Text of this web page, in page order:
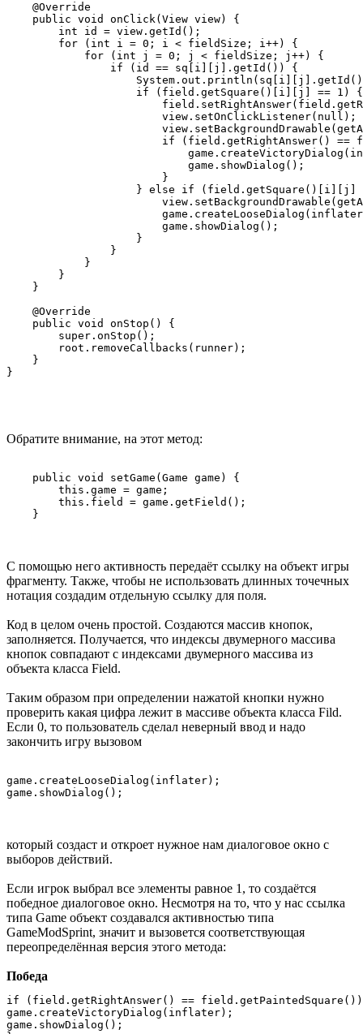
    @Override
    public void onClick(View view) {
        int id = view.getId();
        for (int i = 0; i < fieldSize; i++) {
            for (int j = 0; j < fieldSize; j++) {
                if (id == sq[i][j].getId()) {
                    if (field.getSquare()[i][j] == 1) {
                        view.setOnClickListener(null);
if (field.getRightAnswer() ==
                            game.showDialog();
                        }
} else if (field.getSquare()[i][j]
                        game.showDialog();
                    }
                }
            }
        }
    }
    @Override
    public void onStop() {
        super.onStop();
        root.removeCallbacks(runner);
    }
Обратите внимание, на этот метод:
    public void setGame(Game game) {
        this.game = game;
        this.field = game.getField();
    }
С помощью него активность передаёт ссылку на объект игры
фрагменту. Также, чтобы не использовать длинных точечных
нотация создадим отдельную ссылку для поля.
Код в целом очень простой. Создаются массив кнопок,
заполняется. Получается, что индексы двумерного массива
кнопок совпадают с индексами двумерного массива из
объекта класса Field.
Таким образом при определении нажатой кнопки нужно
проверить какая цифра лежит в массиве объекта класса Fild.
Если 0, то пользователь сделал неверный ввод и надо
закончить игру вызовом
game.createLooseDialog(inflater);
который создаст и откроет нужное нам диалоговое окно с
выборов действий.
Если игрок выбрал все элементы равное 1, то создаётся
победное диалоговое окно. Несмотря на то, что у нас ссылка
типа Game объект создавался активностью типа
GameModSprint, значит и вызовется соответствующая
переопределённая версия этого метода:
Победа
if (field.getRightAnswer() ==
game.createVictoryDialog(inflater);
game.showDialog();